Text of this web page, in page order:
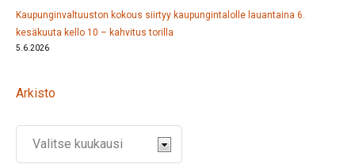
Kaupunginvaltuuston kokous siirtyy kaupungintalolle lauantaina 6.
kesäkuuta kello 10 – kahvitus torilla
5.6.2026
Arkisto